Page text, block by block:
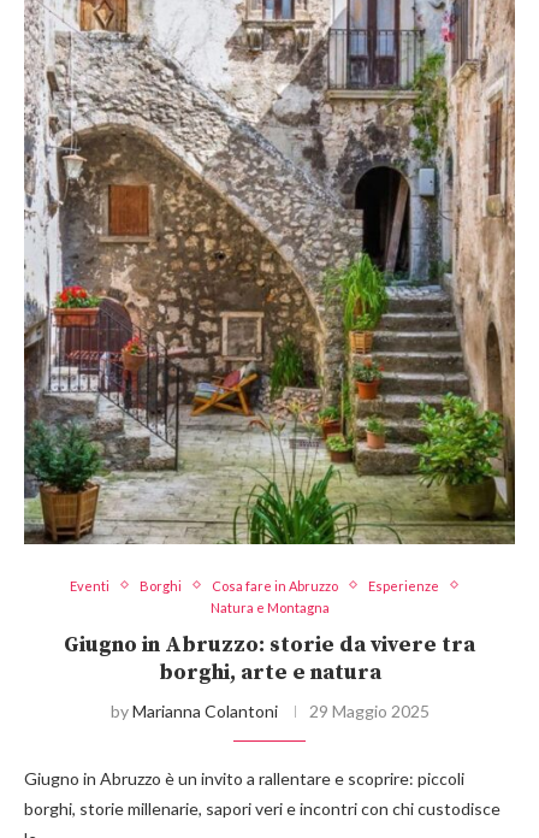
Eventi Borghi Cosa fare in Abruzzo
Esperienze
Natura e Montagna
Giugno in Abruzzo: storie da vivere tra
borghi, arte e natura
byMarianna Colantoni 29 Maggio 2025
Giugno in Abruzzo è un invito a rallentare e scoprire: piccoli
borghi, storie millenarie, sapori veri e incontri con chi custodisce